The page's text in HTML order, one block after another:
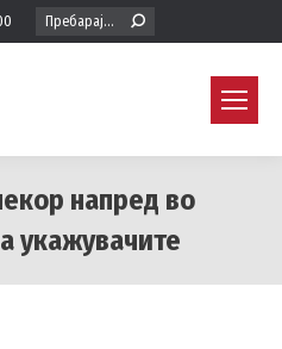
Search:
напред во
укажувачите